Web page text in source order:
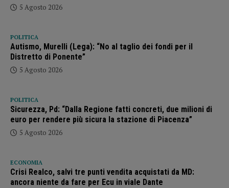
5 Agosto 2026
POLITICA
Autismo, Murelli (Lega): “No al taglio dei fondi per il
Distretto di Ponente”
5 Agosto 2026
POLITICA
Sicurezza, Pd: “Dalla Regione fatti concreti, due milioni di
euro per rendere più sicura la stazione di Piacenza”
5 Agosto 2026
ECONOMIA
Crisi Realco, salvi tre punti vendita acquistati da MD:
ancora niente da fare per Ecu in viale Dante